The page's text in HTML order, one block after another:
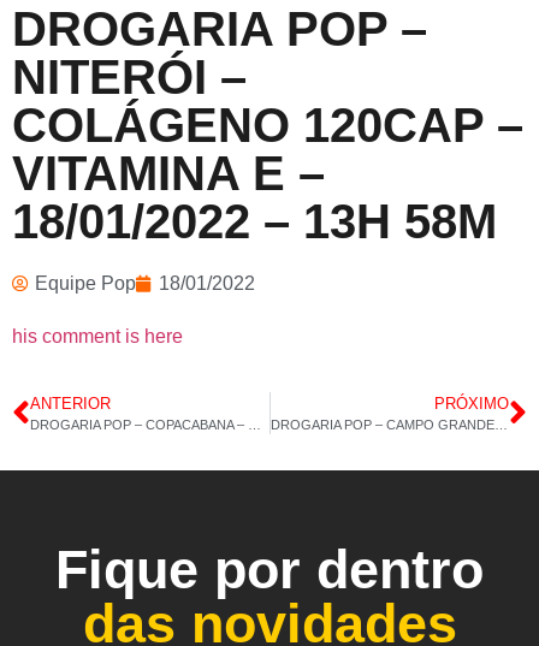
DROGARIA POP –
NITERÓI –
COLÁGENO 120CAP –
VITAMINA E –
18/01/2022 – 13H 58M
Equipe Pop 18/01/2022
his comment is here
ANTERIOR PRÓXIMO
DROGARIA POP – CAMPO GRANDE – CÁLCIO MDK – COLÁGENO TIPO 2 – 30CAP – 19/01/2022 – 14H 08M
Fique por dentro
das novidades